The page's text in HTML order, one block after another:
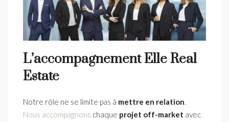
L’accompagnement Elle Real
Estate
Notre rôle ne se limite pas à mettre en relation.
Nous accompagnons chaque projet off-market avec